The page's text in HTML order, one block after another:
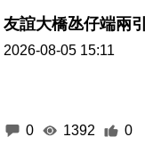
友誼大橋氹仔端兩
2026-08-05 15:11
0 1392 0